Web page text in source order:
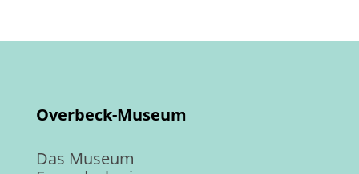
Overbeck-Museum
Das Museum